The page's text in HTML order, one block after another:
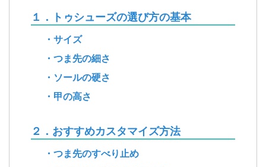
１．トゥシューズの選び方の基本
・サイズ
・つま先の細さ
・ソールの硬さ
・甲の高さ
２．おすすめカスタマイズ方法
・つま先のすべり止め